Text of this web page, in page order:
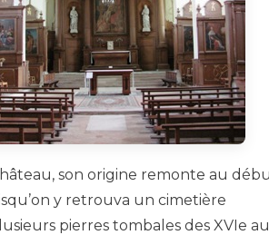
son origine remonte au
y retrouva un cimetière
pierres tombales des XVIe au